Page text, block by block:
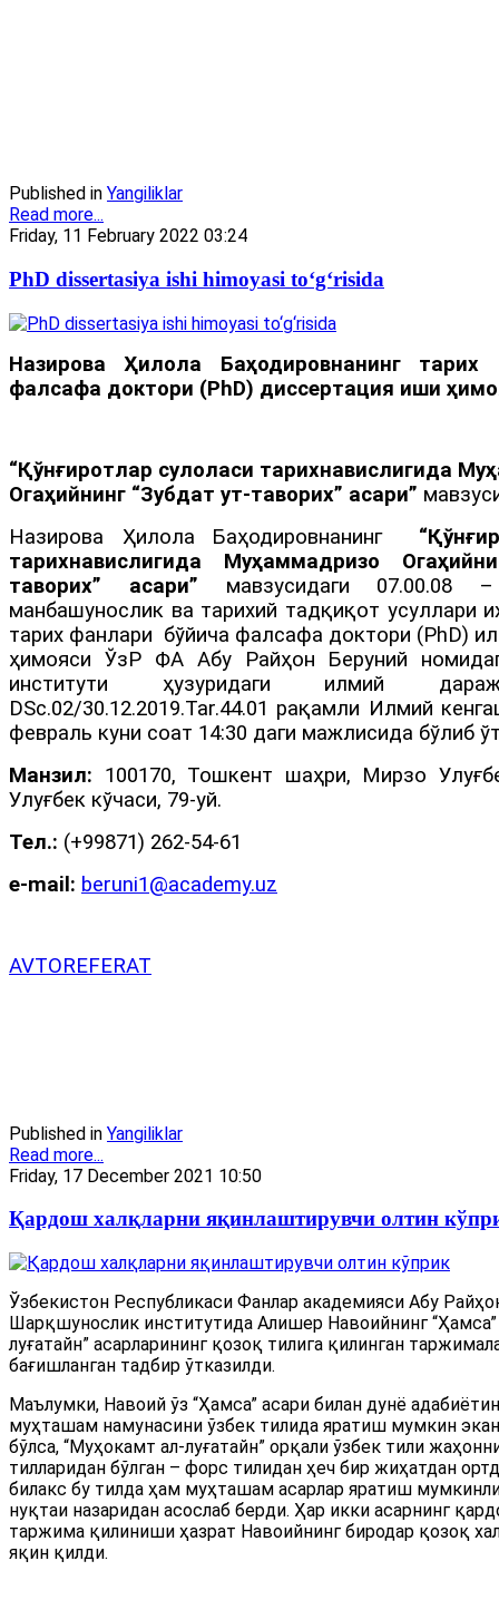
Published in Yangiliklar
Read more...
Friday, 11 February 2022 03:24
PhD dissertasiya ishi himoyasi to‘g‘risida
Назирова Ҳилола Баҳодировнанинг тарих
фалсафа доктори (PhD) диссертация иши
“Қўнғиротлар сулоласи тарихнавислигида
Огаҳийнинг “Зубдат ут-таворих” асари”
Назирова Ҳилола Баҳодировнанинг
тарихнавислигида Муҳаммадризо
таворих” асари” мавзусидаги 07.00.08 –
манбашунослик ва тарихий тадқиқот усуллари
тарих фанлари бўйича фалсафа доктори (PhD)
ҳимояси ЎзР ФА Абу Райҳон Беруний
институти ҳузуридаги илмий
DSc.02/30.12.2019.Tar.44.01 рақамли Илмий
февраль куни соат 14:30 даги мажлисида бўлиб
Манзил: 100170, Тошкент шаҳри, Мирзо
Улуғбек кўчаси, 79-уй.
Тел.: (+99871) 262-54-61
e-mail: beruni1@academy.uz
AVTOREFERAT
Published in Yangiliklar
Read more...
Friday, 17 December 2021 10:50
Қардош халқларни яқинлаштирувчи олтин
Ўзбекистон Республикаси Фанлар академияси Абу
Шарқшунослик институтида Алишер Навоийнинг
луғатайн” асарларининг қозоқ тилига қилинган
бағишланган тадбир ўтказилди.
Маълумки, Навоий ўз “Ҳамса” асари билан дунё
муҳташам намунасини ўзбек тилида яратиш мумкин
бўлса, “Муҳокамт ал-луғатайн” орқали ўзбек тили
тилларидан бўлган – форс тилидан ҳеч бир жиҳатдан
билакс бу тилда ҳам муҳташам асарлар яратиш
нуқтаи назаридан асослаб берди. Ҳар икки асарнинг
таржима қилиниши ҳазрат Навоийнинг биродар қозоқ
яқин қилди.